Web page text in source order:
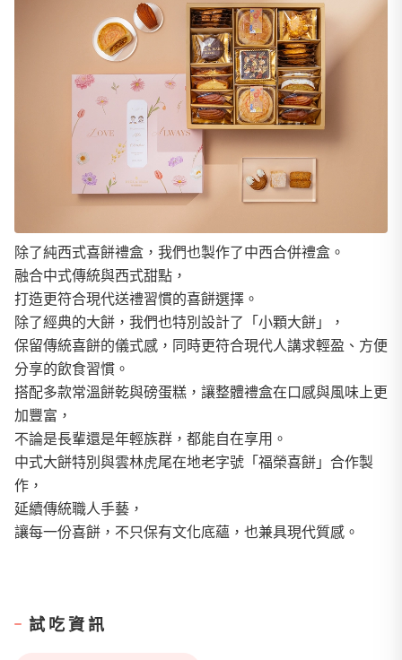
除了純西式喜餅禮盒，我們也製作了中西合併禮盒。
融合中式傳統與西式甜點，
打造更符合現代送禮習慣的喜餅選擇。
除了經典的大餅，我們也特別設計了「小顆大餅」，
保留傳統喜餅的儀式感，同時更符合現代人講求輕盈、方便
分享的飲食習慣。
搭配多款常溫餅乾與磅蛋糕，讓整體禮盒在口感與風味上更
加豐富，
不論是長輩還是年輕族群，都能自在享用。
中式大餅特別與雲林虎尾在地老字號「福榮喜餅」合作製
作，
延續傳統職人手藝，
讓每一份喜餅，不只保有文化底蘊，也兼具現代質感。
試吃資訊